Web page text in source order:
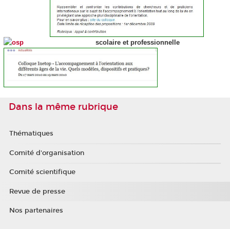
scolaire et professionnelle
Dans la même rubrique
Thématiques
Comité d'organisation
Comité scientifique
Revue de presse
Nos partenaires